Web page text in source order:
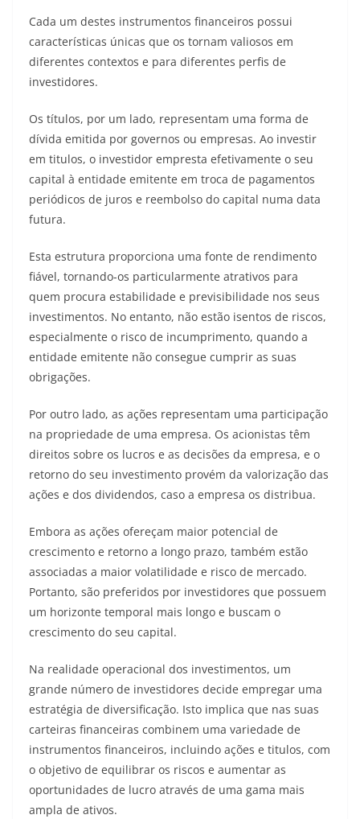
Cada um destes instrumentos financeiros possui
características únicas que os tornam valiosos em
diferentes contextos e para diferentes perfis de
investidores.
Os títulos, por um lado, representam uma forma de
dívida emitida por governos ou empresas. Ao investir
em titulos, o investidor empresta efetivamente o seu
capital à entidade emitente em troca de pagamentos
periódicos de juros e reembolso do capital numa data
futura.
Esta estrutura proporciona uma fonte de rendimento
fiável, tornando-os particularmente atrativos para
quem procura estabilidade e previsibilidade nos seus
investimentos. No entanto, não estão isentos de riscos,
especialmente o risco de incumprimento, quando a
entidade emitente não consegue cumprir as suas
obrigações.
Por outro lado, as ações representam uma participação
na propriedade de uma empresa. Os acionistas têm
direitos sobre os lucros e as decisões da empresa, e o
retorno do seu investimento provém da valorização das
ações e dos dividendos, caso a empresa os distribua.
Embora as ações ofereçam maior potencial de
crescimento e retorno a longo prazo, também estão
associadas a maior volatilidade e risco de mercado.
Portanto, são preferidos por investidores que possuem
um horizonte temporal mais longo e buscam o
crescimento do seu capital.
Na realidade operacional dos investimentos, um
grande número de investidores decide empregar uma
estratégia de diversificação. Isto implica que nas suas
carteiras financeiras combinem uma variedade de
instrumentos financeiros, incluindo ações e titulos, com
o objetivo de equilibrar os riscos e aumentar as
oportunidades de lucro através de uma gama mais
ampla de ativos.